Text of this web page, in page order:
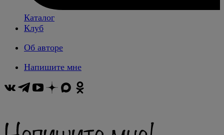
Каталог
Клуб
Об авторе
Напишите мне